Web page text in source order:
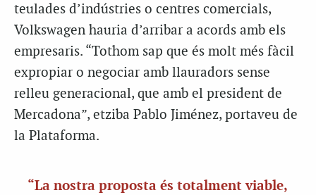
teulades d’indústries o centres comercials,
Volkswagen hauria d’arribar a acords amb els
empresaris. “Tothom sap que és molt més fàcil
expropiar o negociar amb llauradors sense
relleu generacional, que amb el president de
Mercadona”, etziba Pablo Jiménez, portaveu de
la Plataforma.
“La nostra proposta és totalment viable,